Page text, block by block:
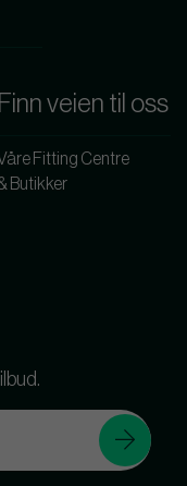
Finn veien til oss
Fitting Centre
Butikker